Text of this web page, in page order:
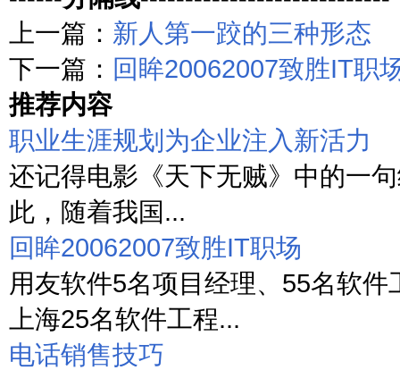
上一篇： 新人第一跤的三种形态
下一篇： 回眸20062007致胜IT职
推荐内容
职业生涯规划为企业注入新活力
还记得电影《天下无贼》中的一
此，随着我国...
回眸20062007致胜IT职场
用友软件5名项目经理、55名软
上海25名软件工程...
电话销售技巧